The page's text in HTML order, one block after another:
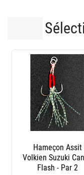
Jig Damiki Tokon -
20G